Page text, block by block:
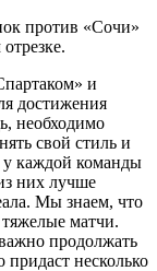
против «Сочи»
и
достижения
необходимо
свой стиль и
у каждой команды
них лучше
Мы знаем, что
тяжелые матчи.
продолжать
придаст несколько